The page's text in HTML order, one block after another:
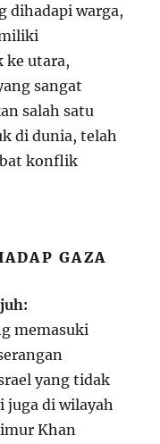
dihadapi warga,
ke utara,
sangat
salah satu
di dunia, telah
konflik
GAZA
memasuki
yang tidak
juga di wilayah
Khan